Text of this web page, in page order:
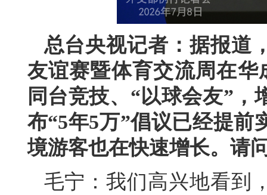
总台央视记者：据报道
友谊赛暨体育交流周在
同台竞技、“以球会友”
布“5年5万”倡议已经提前
境游客也在快速增长。请
毛宁：我们高兴地看到